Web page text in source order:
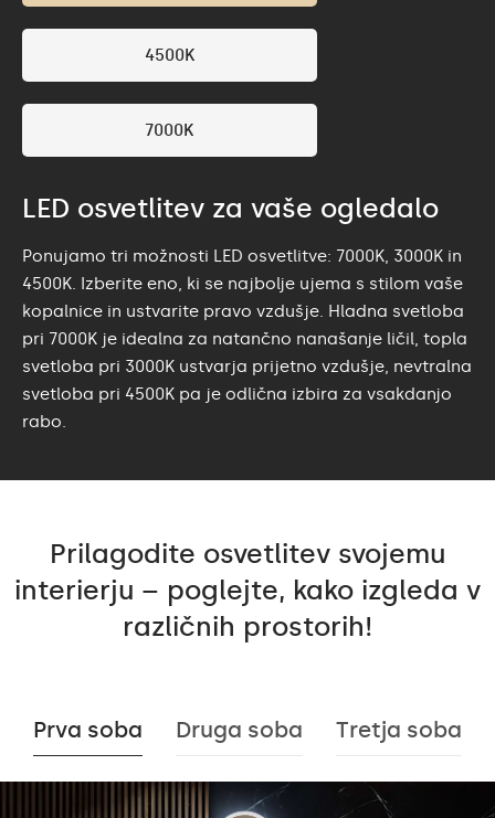
LED osvetlitev za vaše ogledalo
Ponujamo tri možnosti LED osvetlitve: 7000K, 3000K in
4500K. Izberite eno, ki se najbolje ujema s stilom vaše
kopalnice in ustvarite pravo vzdušje. Hladna svetloba
pri 7000K je idealna za natančno nanašanje ličil, topla
svetloba pri 3000K ustvarja prijetno vzdušje, nevtralna
svetloba pri 4500K pa je odlična izbira za vsakdanjo
rabo.
4500K
7000K
Prilagodite osvetlitev svojemu
interierju – poglejte, kako izgleda v
različnih prostorih!
Prva soba Druga soba Tretja soba